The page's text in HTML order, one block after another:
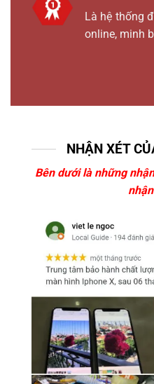
Là hệ thống
online, minh
NHẬN XÉT
Bên dưới là những